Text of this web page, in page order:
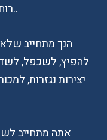
רוחני הקשורות או מוטמעות בשירותים..
הנך מתחייב
להפיץ, לשכפל,
יצירות נגזרות,
אתה מתחייב